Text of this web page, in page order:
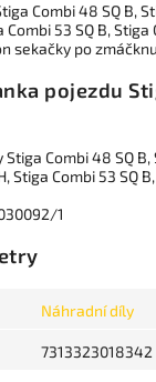
Combi 48 SQ B,
53 SQ B, Stiga
sekačky po
pojezdu
Combi 48 SQ
Stiga Combi 53 SQ
1
Náhradní díly
7313323018342